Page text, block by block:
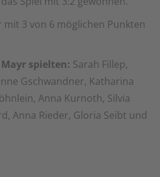
mit 3 von 6 möglichen Punkten
spielten: Sarah Fillep,
Gschwandner, Katharina
Anna Kurnoth, Silvia
Anna Rieder, Gloria Seibt und